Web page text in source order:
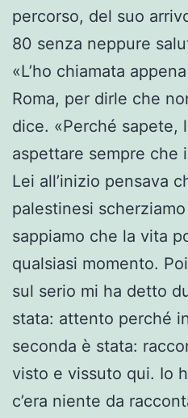
percorso, del suo
80 senza neppure
«L’ho chiamata
Roma, per dirle che
dice. «Perché sapete,
aspettare sempre che
Lei all’inizio pensava
palestinesi
sappiamo che la vita
qualsiasi momento.
sul serio mi ha detto
stata: attento perché
seconda è stata:
visto e vissuto qui. Io
c’era niente da